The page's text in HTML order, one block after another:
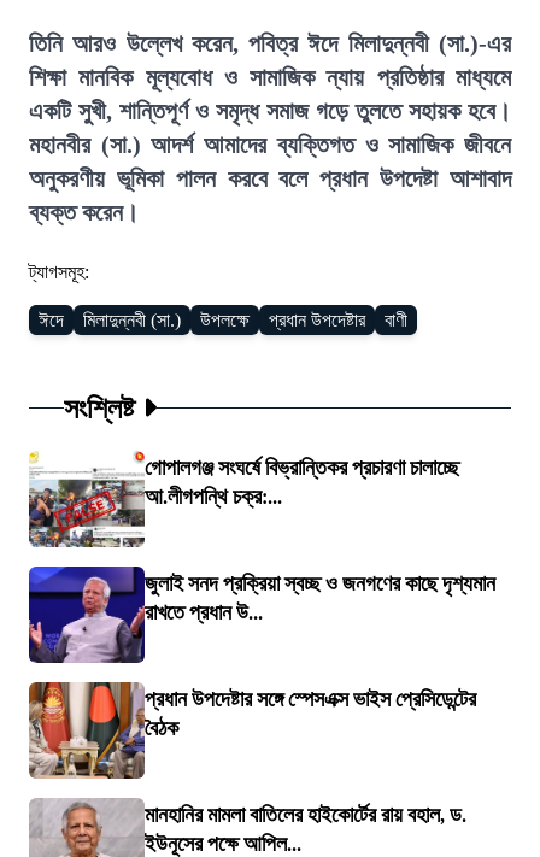
তিনি আরও উল্লেখ করেন, পবিত্র ঈদে মিলাদুন্নবী (সা.)-এর
শিক্ষা মানবিক মূল্যবোধ ও সামাজিক ন্যায় প্রতিষ্ঠার মাধ্যমে
একটি সুখী, শান্তিপূর্ণ ও সমৃদ্ধ সমাজ গড়ে তুলতে সহায়ক হবে।
মহানবীর (সা.) আদর্শ আমাদের ব্যক্তিগত ও সামাজিক জীবনে
অনুকরণীয় ভূমিকা পালন করবে বলে প্রধান উপদেষ্টা আশাবাদ
ব্যক্ত করেন।
ট্যাগসমূহ:
ঈদে মিলাদুন্নবী (সা.) উপলক্ষে প্রধান উপদেষ্টার বাণী
সংশ্লিষ্ট
গোপালগঞ্জ সংঘর্ষে বিভ্রান্তিকর প্রচারণা চালাচ্ছে
আ.লীগপন্থি চক্র:...
জুলাই সনদ প্রক্রিয়া স্বচ্ছ ও জনগণের কাছে দৃশ্যমান
রাখতে প্রধান উ...
প্রধান উপদেষ্টার সঙ্গে স্পেসএক্স ভাইস প্রেসিডেন্টের
বৈঠক
মানহানির মামলা বাতিলের হাইকোর্টের রায় বহাল, ড.
ইউনূসের পক্ষে আপিল...